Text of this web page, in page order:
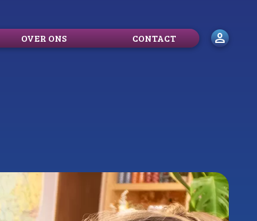
OVER ONS CONTACT person